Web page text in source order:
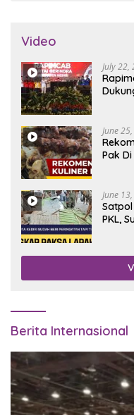
Video
July 22,
June
Pak Di
June
PKL,
Berita Internasional